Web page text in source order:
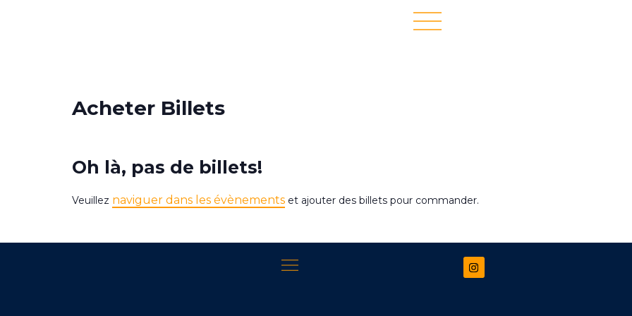
Acheter Billets
Oh là, pas de billets!
Veuillez naviguer dans les évènements et ajouter des billets pour commander.